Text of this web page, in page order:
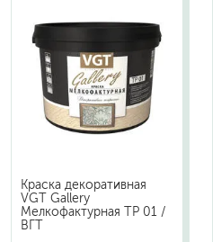
Краска декоративная
VGT Gallery
Мелкофактурная TP 01 /
ВГТ